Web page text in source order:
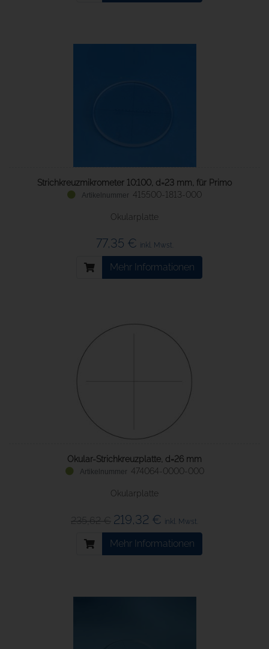
Strichkreuzmikrometer 10:100, d=23 mm, für Primo
415500-1813-000
Okularplatte
77,35 € inkl. Mwst.
Mehr Informationen
Okular-Strichkreuzplatte, d=26 mm
474064-0000-000
Okularplatte
235,62 € 219,32 € inkl. Mwst.
Mehr Informationen